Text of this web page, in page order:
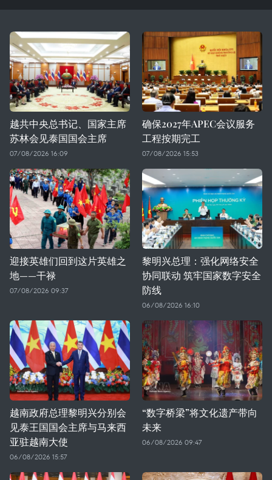
越共中央总书记、国家主席
苏林会见泰国国会主席
07/08/2026 16:09
确保2027年APEC会议服务
工程按期完工
07/08/2026 15:53
迎接英雄们回到这片英雄之
地——干禄
07/08/2026 09:37
黎明兴总理：强化网络安全
协同联动 筑牢国家数字安全
防线
06/08/2026 16:10
越南政府总理黎明兴分别会
见泰王国国会主席与马来西
亚驻越南大使
06/08/2026 15:57
“数字桥梁”将文化遗产带向
未来
06/08/2026 09:47